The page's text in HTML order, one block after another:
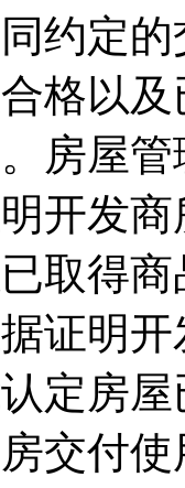
约定
格以
房屋
开发
取得
证明
定房
交付